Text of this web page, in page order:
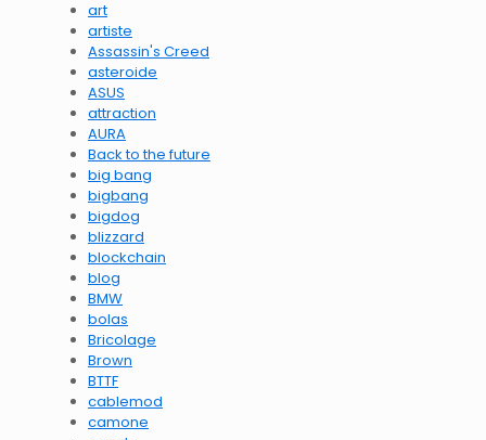
art
artiste
Assassin's Creed
asteroide
ASUS
attraction
AURA
Back to the future
big bang
bigbang
bigdog
blizzard
blockchain
blog
BMW
bolas
Bricolage
Brown
BTTF
cablemod
camone